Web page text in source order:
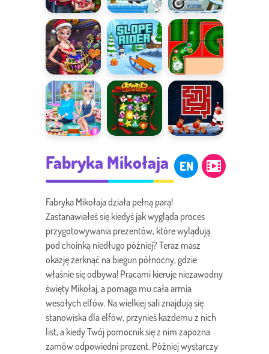
Pierwsze
rodzinne
święta
Przygody
Mikołaja
Moto X3M
Winter
Świąteczne
zakupy
królowej lodu
Slope Rider
Świąteczny
rurociąg
świątecznej
herbatce
Christmas
labirynt
Fabryka Mikołaja EN
Fabryka Mikołaja działa pełną parą!
Zastanawiałeś się kiedyś jak wygląda proces
przygotowywania prezentów, które wylądują
pod choinką niedługo później? Teraz masz
okazję zerknąć na biegun północny, gdzie
właśnie się odbywa! Pracami kieruje niezawodny
święty Mikołaj, a pomaga mu cała armia
wesołych elfów. Na wielkiej sali znajdują się
stanowiska dla elfów, przynieś każdemu z nich
list, a kiedy Twój pomocnik się z nim zapozna
zamów odpowiedni prezent. Później wystarczy